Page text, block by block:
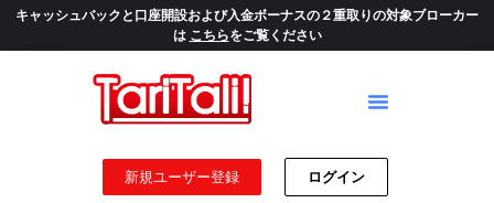
キャッシュバックと口座開設および入金ボーナスの２重取りの対象ブローカー
は こちらをご覧ください
新規ユーザー登録 ログイン